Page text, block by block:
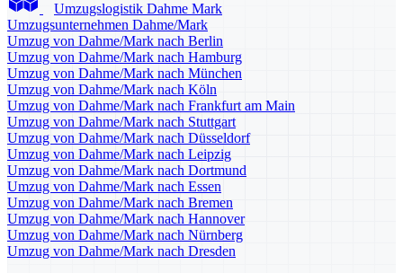
Umzugslogistik Dahme Mark
Umzugsunternehmen Dahme/Mark
Umzug von Dahme/Mark nach Berlin
Umzug von Dahme/Mark nach Hamburg
Umzug von Dahme/Mark nach München
Umzug von Dahme/Mark nach Köln
Umzug von Dahme/Mark nach Frankfurt am Main
Umzug von Dahme/Mark nach Stuttgart
Umzug von Dahme/Mark nach Düsseldorf
Umzug von Dahme/Mark nach Leipzig
Umzug von Dahme/Mark nach Dortmund
Umzug von Dahme/Mark nach Essen
Umzug von Dahme/Mark nach Bremen
Umzug von Dahme/Mark nach Hannover
Umzug von Dahme/Mark nach Nürnberg
Umzug von Dahme/Mark nach Dresden